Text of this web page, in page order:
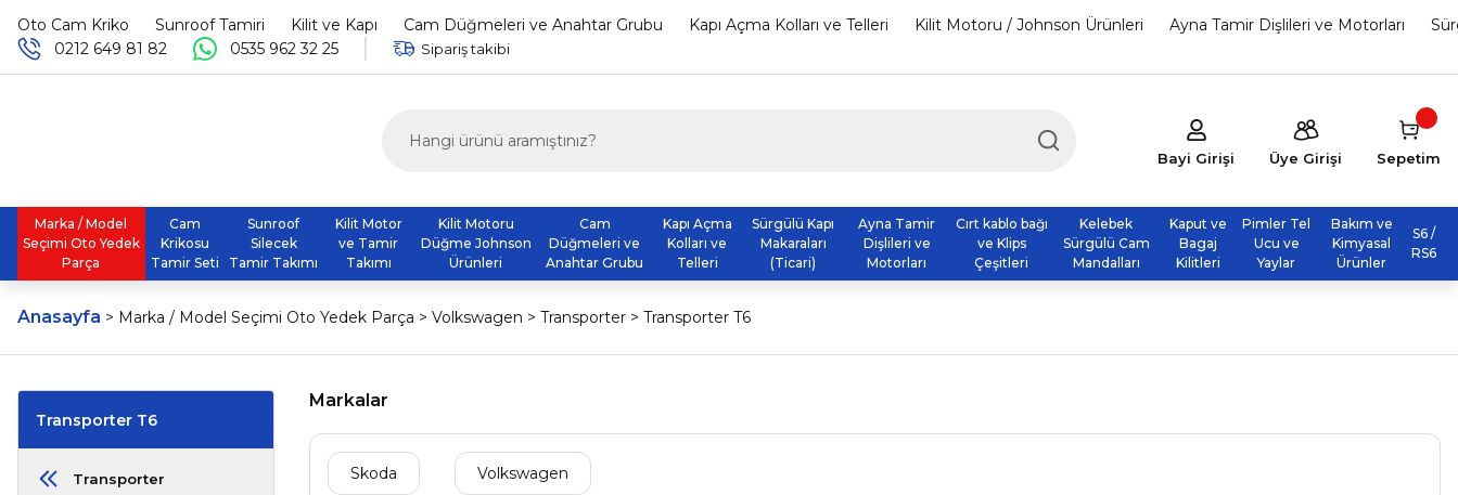
Oto Cam Kriko Sunroof Tamiri Kilit ve Kapı Cam Düğmeleri ve Anahtar Grubu Kapı Açma Kolları ve Telleri Kilit Motoru / Johnson Ürünleri Ayna Tamir Dişlileri ve Motorları
0212 649 81 82
0535 962 32 25 Sipariş takibi
Bayi Girişi Üye Girişi Sepetim
Marka / Model
Seçimi Oto Yedek
Parça
Cam
Krikosu
Tamir Seti
Sunroof
Silecek
Tamir Takımı
Kilit Motor
ve Tamir
Takımı
Kilit Motoru
Düğme Johnson
Ürünleri
Cam
Düğmeleri ve
Anahtar Grubu
Kapı Açma
Kolları ve
Telleri
Sürgülü Kapı
Makaraları
(Ticari)
Ayna Tamir
Dişlileri ve
Motorları
Cırt kablo bağı
ve Klips
Çeşitleri
Kelebek
Sürgülü Cam
Mandalları
Kaput ve
Bagaj
Kilitleri
Pimler Tel
Ucu ve
Yaylar
Bakım ve
Kimyasal
Ürünler
S6 /
RS6
Anasayfa Marka / Model Seçimi Oto Yedek Parça Volkswagen Transporter Transporter T6
Transporter T6
Transporter
Markalar
Skoda Volkswagen